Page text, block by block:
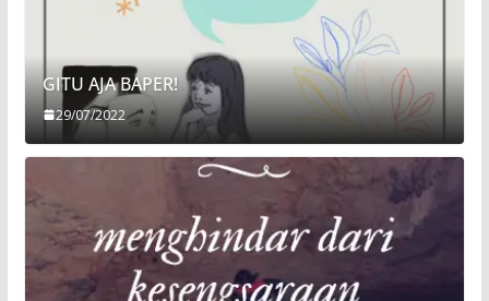
GITU AJA BAPER!
29/07/2022